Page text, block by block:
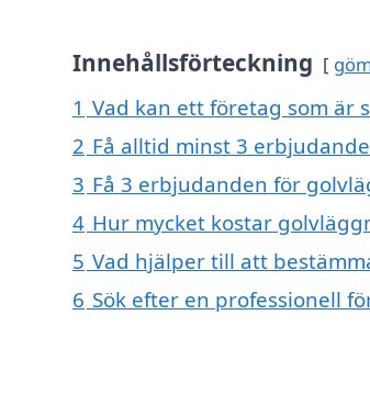
Innehållsförteckning
1 Vad kan ett företag som är
2 Få alltid minst 3
3 Få 3 erbjudanden för
4 Hur mycket kostar
5 Vad hjälper till att
6 Sök efter en professionell